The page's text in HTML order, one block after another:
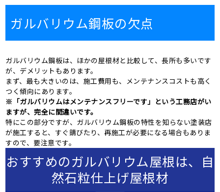
ガルバリウム鋼板の欠点
ガルバリウム鋼板は、ほかの屋根材と比較して、長所も多いです
が、デメリットもあります。
まず、最も大きいのは、施工費用も、メンテナンスコストも高く
つく傾向にあります。
※「ガルバリウムはメンテナンスフリーです」という工務店がい
ますが、完全に間違いです。
特にこの部分ですが、ガルバリウム鋼板の特性を知らない塗装店
が施工すると、すぐ錆びたり、再施工が必要になる場合もありま
すので、要注意です。
おすすめのガルバリウム屋根は、自
然石粒仕上げ屋根材